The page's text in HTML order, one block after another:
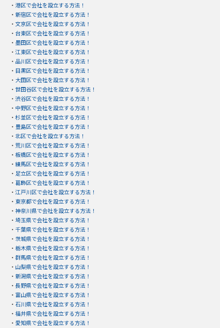
・ 港区で会社を設立する方法！
・ 新宿区で会社を設立する方法！
・ 文京区で会社を設立する方法！
・ 台東区で会社を設立する方法！
・ 墨田区で会社を設立する方法！
・ 江東区で会社を設立する方法！
・ 品川区で会社を設立する方法！
・ 目黒区で会社を設立する方法！
・ 大田区で会社を設立する方法！
・ 世田谷区で会社を設立する方法！
・ 渋谷区で会社を設立する方法！
・ 中野区で会社を設立する方法！
・ 杉並区で会社を設立する方法！
・ 豊島区で会社を設立する方法！
・ 北区で会社を設立する方法！
・ 荒川区で会社を設立する方法！
・ 板橋区で会社を設立する方法！
・ 練馬区で会社を設立する方法！
・ 足立区で会社を設立する方法！
・ 葛飾区で会社を設立する方法！
・ 江戸川区で会社を設立する方法！
・ 東京都で会社を設立する方法！
・ 神奈川県で会社を設立する方法！
・ 埼玉県で会社を設立する方法！
・ 千葉県で会社を設立する方法！
・ 茨城県で会社を設立する方法！
・ 栃木県で会社を設立する方法！
・ 群馬県で会社を設立する方法！
・ 山梨県で会社を設立する方法！
・ 新潟県で会社を設立する方法！
・ 長野県で会社を設立する方法！
・ 富山県で会社を設立する方法！
・ 石川県で会社を設立する方法！
・ 福井県で会社を設立する方法！
・ 愛知県で会社を設立する方法！